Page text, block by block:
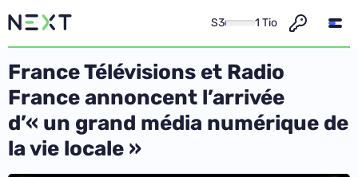
S3 1 Tio
France Télévisions et Radio
France annoncent l’arrivée
d’« un grand média numérique de
la vie locale »